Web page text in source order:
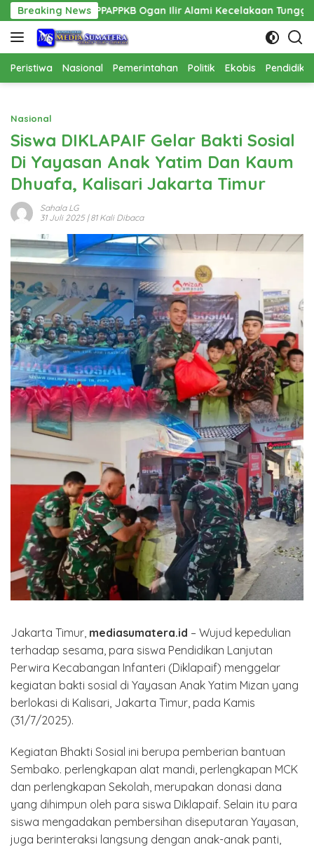
Langsung
ke
konten
Breaking News
Ogan Ilir Alami Kecelakaan Tunggal
Peristiwa Nasional Pemerintahan Politik Ekobis
Nasional
Siswa DIKLAPAIF Gelar Bakti Sosial
Di Yayasan Anak Yatim Dan Kaum
Dhuafa, Kalisari Jakarta Timur
Sahala LG
31 Juli 2025 | 81 Kali Dibaca
Jakarta Timur, mediasumatera.id – Wujud kepedulian
terhadap sesama, para siswa Pendidikan Lanjutan
Perwira Kecabangan Infanteri (Diklapaif) menggelar
kegiatan bakti sosial di Yayasan Anak Yatim Mizan yang
berlokasi di Kalisari, Jakarta Timur, pada Kamis
(31/7/2025).
Kegiatan Bhakti Sosial ini berupa pemberian bantuan
Sembako. perlengkapan alat mandi, perlengkapan MCK
dan perlengkapan Sekolah, merupakan donasi dana
yang dihimpun oleh para siswa Diklapaif. Selain itu para
siswa mengadakan pembersihan diseputaran Yayasan,
juga berinteraksi langsung dengan anak-anak panti,